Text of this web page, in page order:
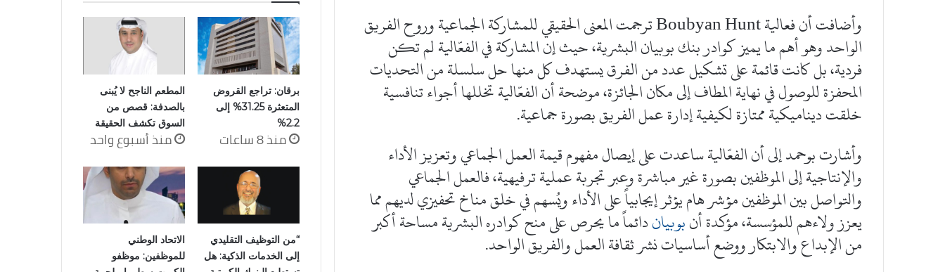
وأضافت أن فعالية Boubyan Hunt ترجمت المعنى الحقيقي للمشاركة الجماعية وروح الفريق
الواحد وهو أهم ما يميز كوادر بنك بوبيان البشرية، حيث إن المشاركة في الفعّالية لم تكن
فردية، بل كانت قائمة على تشكيل عدد من الفرق يستهدف كل منها حل سلسلة من التحديات
المحفزة للوصول في نهاية المطاف إلى مكان الجائزة، موضحة أن الفعّالية تخللها أجواء تنافسية
خلقت ديناميكية ممتازة لكيفية إدارة عمل الفريق بصورة جماعية.
وأشارت بوحمد إلى أن الفعّالية ساعدت على إيصال مفهوم قيمة العمل الجماعي وتعزيز الأداء
والإنتاجية إلى الموظفين بصورة غير مباشرة وعبر تجربة عملية ترفيهية، فالعمل الجماعي
والتواصل بين الموظفين مؤشر هام يؤثر إيجابياً على الأداء ويُسهم في خلق مناخ تحفيزي لديهم مما
يعزز ولاءهم للمؤسسة، مؤكدة أنبوبياندائماً ما يحرص على منح كوادره البشرية مساحة أكبر
من الإبداع والابتكار ووضع أساسيات نشر ثقافة العمل والفريق الواحد.
برقان: تراجع القروض
المتعثرة 31.25% إلى
2.2%
منذ 8 ساعات
المطعم الناجح لا يُبنى
بالصدفة: قصص من
السوق تكشف الحقيقة
منذ أسبوع واحد
“من التوظيف التقليدي
إلى الخدمات الذكية: هل
الاتحاد الوطني
للموظفين: موظفو